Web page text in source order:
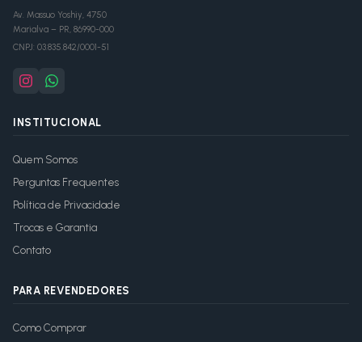
Av. Massuo Yoshiy, 4750
Marialva – PR, 86990-000
CNPJ: 03.835.842/0001-51
INSTITUCIONAL
Quem Somos
Perguntas Frequentes
Política de Privacidade
Trocas e Garantia
Contato
PARA REVENDEDORES
Como Comprar